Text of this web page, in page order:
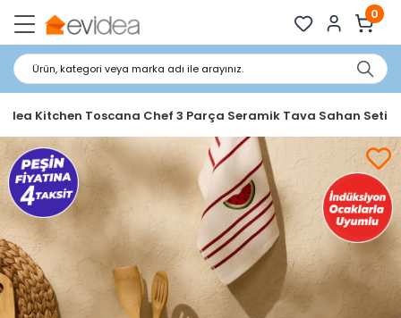
0
Ürün, kategori veya marka adı ile arayınız.
Kitchen Toscana Chef 3 Parça Seramik Tava Sahan Seti